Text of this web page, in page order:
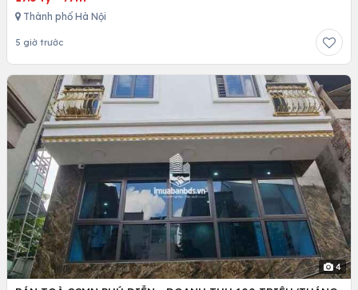
Thành phố Hà Nội
5 giờ trước
4